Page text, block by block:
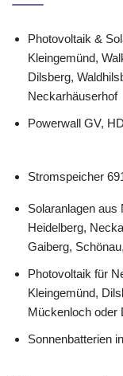
Photovoltaik &
Kleingemünd,
Dilsberg,
Neckarhäuserhof
Powerwall GV, HD
Stromspeicher
Solaranlagen aus
Heidelberg,
Gaiberg,
Photovoltaik für
Kleingemünd,
Mückenloch oder
Sonnenbatterien